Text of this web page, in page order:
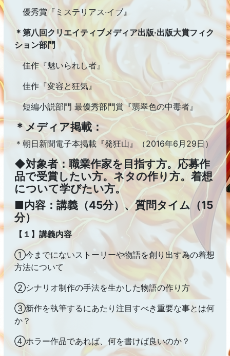
優秀賞『ミステリアス·イブ』
＊第八回クリエイティブメディア出版·出版大賞フィク
ション部門
佳作『魅いられし者』
佳作『変容と狂気』
短編小説部門 最優秀部門賞『翡翠色の中毒者』
＊メディア掲載：
＊朝日新聞電子本掲載『発狂山』（2016年6月29日）
◆対象者：職業作家を目指す方。応募作
品で受賞したい方。ネタの作り方。着想
について学びたい方。
■内容：講義（45分）、質問タイム（15
分）
【１】講義内容
①今までにないストーリーや物語を創り出す為の着想
方法について
②シナリオ制作の手法を生かした物語の作り方
③新作を執筆するにあたり注目すべき重要な事とは何
か？
④ホラー作品であれば、何を書けば良いのか？